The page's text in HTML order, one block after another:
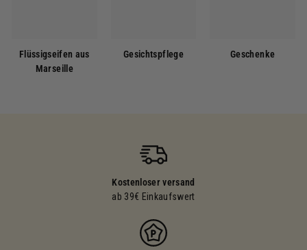
Flüssigseifen aus
Marseille
Gesichtspflege Geschenke
Kostenloser versand
ab 39€ Einkaufswert